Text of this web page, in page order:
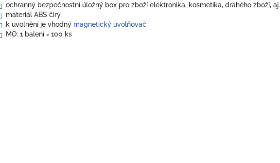
ochranný bezpečnostní úložný box pro zboží elektronika, kosmetika, drahého zboží, aj.
materiál ABS čirý
k uvolnění je vhodný magnetický uvolňovač
MO: 1 balení = 100 ks